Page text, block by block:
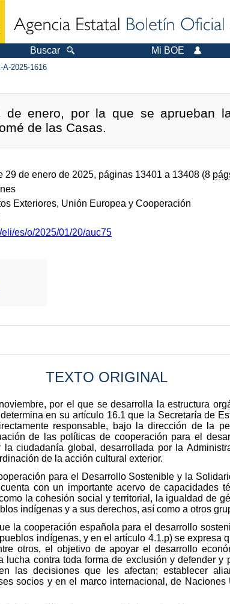
Buscar Mi BOE
A-2025-1616
de enero, por la que se aprueban
de las Casas.
29 de enero de 2025, páginas 13401 a 13408 (8
Exteriores, Unión Europea y Cooperación
es/o/2025/01/20/auc75
TEXTO ORIGINAL
por el que se desarrolla la estructura
en su artículo 16.1 que la Secretaría de
responsable, bajo la dirección de la
de las políticas de cooperación para el
ciudadanía global, desarrollada por la
de la acción cultural exterior.
para el Desarrollo Sostenible y la
con un importante acervo de capacidades
la cohesión social y territorial, la igualdad de
indígenas y a sus derechos, así como a otros
la cooperación española para el desarrollo
indígenas, y en el artículo 4.1.p) se expresa
otros, el objetivo de apoyar el desarrollo
lucha contra toda forma de exclusión y defender y
las decisiones que les afectan; establecer
socios y en el marco internacional, de